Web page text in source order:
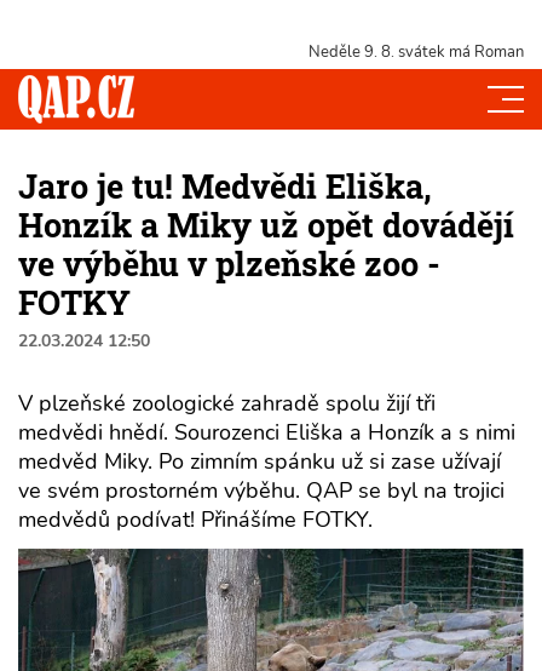
Neděle 9. 8. svátek má Roman
Jaro je tu! Medvědi Eliška,
Honzík a Miky už opět dovádějí
ve výběhu v plzeňské zoo -
FOTKY
22.03.2024 12:50
V plzeňské zoologické zahradě spolu žijí tři
medvědi hnědí. Sourozenci Eliška a Honzík a s nimi
medvěd Miky. Po zimním spánku už si zase užívají
ve svém prostorném výběhu. QAP se byl na trojici
medvědů podívat! Přinášíme FOTKY.